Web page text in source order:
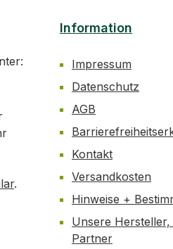
.
Information
Impressum
Datenschutz
AGB
Kontakt
Versandkosten
Hinweise +
Unsere
Partner